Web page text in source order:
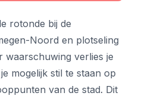
rotonde bij de
Noord en plotseling
waarschuwing verlies je
mogelijk stil te staan op
van de stad. Dit